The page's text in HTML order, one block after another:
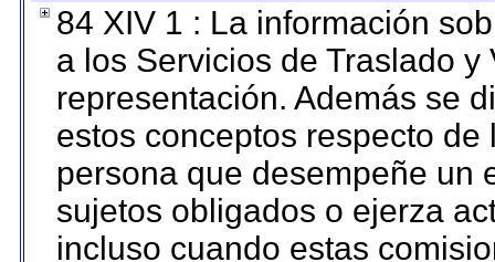
84 XIV 1 : La información
a los Servicios de Traslado
representación. Además se
estos conceptos respecto
persona que desempeñe un
sujetos obligados o ejerza
incluso cuando estas